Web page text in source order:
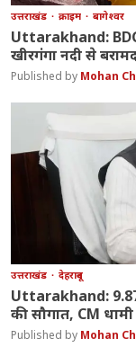
उत्तराखंड क्राइम बागेश्वर
Uttarakhand:
खीरगंगा नदी से
Mohan
उत्तराखंड देहरादून
Uttarakhand: 9.87
की सौगात, CM
Mohan